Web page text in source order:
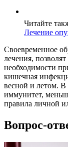
Читайте
Лечение
Своевременное
лечения,
необходимости
кишечная
весной и летом. В
иммунитет,
правила личной
Вопрос-